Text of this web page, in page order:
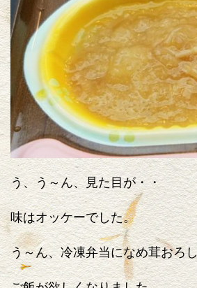
う、う～ん、見た目が・・
味はオッケーでした。
う～ん、冷凍弁当になめ茸おろ